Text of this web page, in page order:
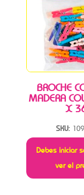
BROCHE
MADERA
X
SKU:
Debes iniciar
ver el